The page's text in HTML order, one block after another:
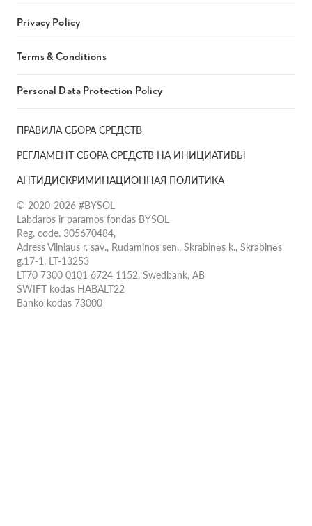
ПРАВИЛА СБОРА СРЕДСТВ
РЕГЛАМЕНТ СБОРА СРЕДСТВ НА ИНИЦИАТИВЫ
АНТИДИСКРИМИНАЦИОННАЯ ПОЛИТИКА
© 2020-2026 #BYSOL
Labdaros ir paramos fondas BYSOL
Reg. code. 305670484,
Adress Vilniaus r. sav., Rudaminos sen., Skrabinės k., Skrabinės
g.17-1, LT-13253
LT70 7300 0101 6724 1152, Swedbank, AB
SWIFT kodas HABALT22
Banko kodas 73000
Privacy Policy
Terms & Conditions
Personal Data Protection Policy